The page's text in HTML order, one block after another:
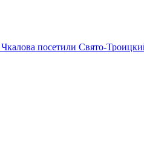
посетили Свято-